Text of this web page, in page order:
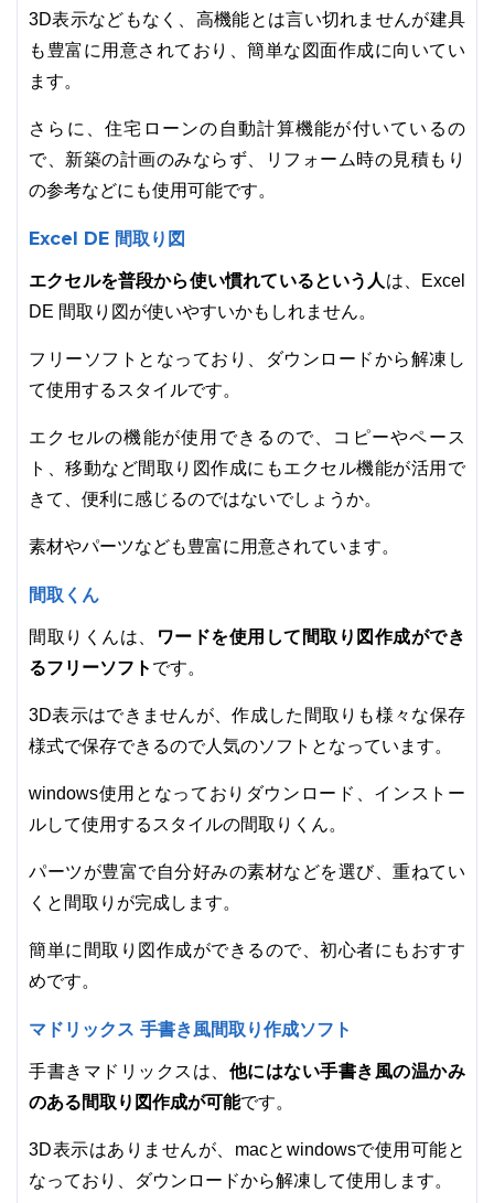
3D表示などもなく、高機能とは言い切れませんが建具
も豊富に用意されており、簡単な図面作成に向いてい
ます。
さらに、住宅ローンの自動計算機能が付いているの
で、新築の計画のみならず、リフォーム時の見積もり
の参考などにも使用可能です。
Excel DE 間取り図
エクセルを普段から使い慣れているという人は、Excel
DE 間取り図が使いやすいかもしれません。
フリーソフトとなっており、ダウンロードから解凍し
て使用するスタイルです。
エクセルの機能が使用できるので、コピーやペース
ト、移動など間取り図作成にもエクセル機能が活用で
きて、便利に感じるのではないでしょうか。
素材やパーツなども豊富に用意されています。
間取くん
間取りくんは、
ワードを使用して間取り図作成ができ
るフリーソフト です。
3D表示はできませんが、作成した間取りも様々な保存
様式で保存できるので人気のソフトとなっています。
windows使用となっておりダウンロード、インストー
ルして使用するスタイルの間取りくん。
パーツが豊富で自分好みの素材などを選び、重ねてい
くと間取りが完成します。
簡単に間取り図作成ができるので、初心者にもおすす
めです。
マドリックス 手書き風間取り作成ソフト
手書きマドリックスは、 他にはない手書き風の温かみ
のある間取り図作成が可能です。
3D表示はありませんが、macとwindowsで使用可能と
なっており、ダウンロードから解凍して使用します。